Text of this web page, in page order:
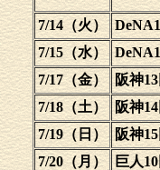
7/14（火）
7/15（水）
7/17（金）
阪神
7/18（土）
阪神
7/19（日）
阪神
7/20（月） 巨人